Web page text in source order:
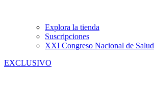
Explora la tienda
Suscripciones
XXI Congreso Nacional de Salud
EXCLUSIVO